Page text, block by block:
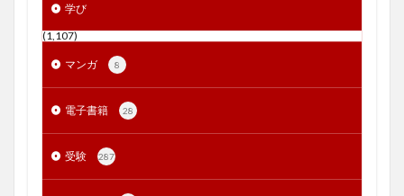
学び
(1,107)
マンガ 8
電子書籍 28
受験 287